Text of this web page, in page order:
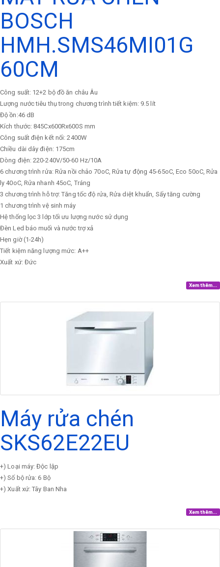
BOSCH
HMH.SMS46MI01G
60CM
Công suất: 12+2 bộ đồ ăn châu Âu
Lượng nước tiêu thụ trong chương trình tiết kiệm: 9.5 lít
Độ ồn:46 dB
Kích thước: 845Cx600Rx600S mm
Công suất điện kết nối: 2400W
Chiều dài dây điện: 175cm
Dòng điện: 220-240V/50-60 Hz/10A
6 chương trình rửa: Rửa nồi chảo 70oC, Rửa tự động 45-65oC, Eco 50oC, Rửa
ly 40oC, Rửa nhanh 45oC, Tráng
3 chương trình hỗ trợ: Tăng tốc độ rửa, Rửa diệt khuẩn, Sấy tăng cường
1 chương trình vệ sinh máy
Hệ thống lọc 3 lớp tối ưu lượng nước sử dụng
Đèn Led báo muối và nước trợ xả
Hẹn giờ (1-24h)
Tiết kiệm năng lượng mức: A++
Xuất xứ: Đức
Xem thêm...
Máy rửa chén
SKS62E22EU
+) Loại máy: Độc lập
+) Số bộ rửa: 6 Bộ
+) Xuất xứ: Tây Ban Nha
Xem thêm...